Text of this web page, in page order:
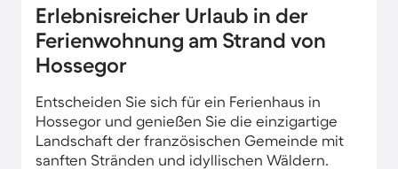
Erlebnisreicher Urlaub in der
Ferienwohnung am Strand von
Hossegor
Entscheiden Sie sich für ein Ferienhaus in
Hossegor und genießen Sie die einzigartige
Landschaft der französischen Gemeinde mit
sanften Stränden und idyllischen Wäldern.